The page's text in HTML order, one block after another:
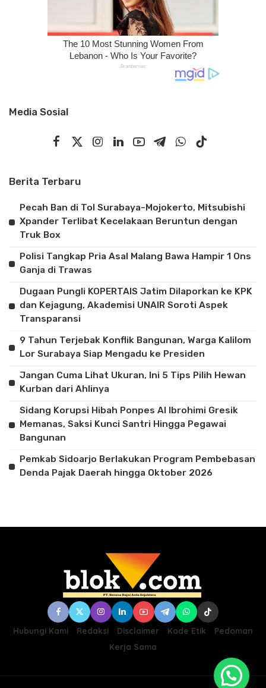
Media Sosial
Berita Terbaru
Pecah Ban di Tol Surabaya-Mojokerto, Mitsubishi
Xpander Terlibat Kecelakaan Beruntun dengan
Truk Box
Polisi Tangkap Pria Asal Malang Bawa Hampir 1 Ons
Ganja di Trawas
Dugaan Pungli KOPERTAIS Jatim Dilaporkan ke KPK
dan Kejagung, Akademisi UNAIR Soroti Aspek
Transparansi
9 Tahun Terjebak Konflik Bangunan, Warga Kalilom
Lor Surabaya Siap Mengadu ke Presiden
Jangan Cuma Lihat Ukuran, Ini 5 Tips Pilih Hewan
Kurban dari Ahlinya
Sidang Korupsi Hibah Ponpes Al Ibrohimi Gresik
Memanas, Saksi Kunci Santri Hingga Pegawai
Bangunan
Pemkab Sidoarjo Berlakukan Program Pembebasan
Denda Pajak Daerah hingga Oktober 2026
Hubungi Kami Redaksi Disclaimer Kode Etik
Pedoman
Kerja Sama